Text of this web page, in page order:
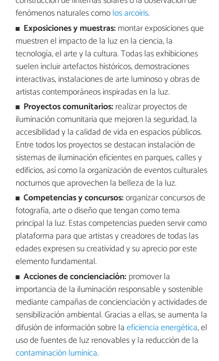
fenómenos naturales comolos arcoíris.
Exposiciones y muestras: montar exposiciones que
muestren el impacto de la luz en la ciencia, la
tecnología, el arte y la cultura. Todas las exhibiciones
suelen incluir artefactos históricos, demostraciones
interactivas, instalaciones de arte luminoso y obras de
artistas contemporáneos inspiradas en la luz.
Proyectos comunitarios: realizar proyectos de
iluminación comunitaria que mejoren la seguridad, la
accesibilidad y la calidad de vida en espacios públicos.
Entre todos los proyectos se destacan instalación de
sistemas de iluminación eficientes en parques, calles y
edificios, así como la organización de eventos culturales
nocturnos que aprovechen la belleza de la luz.
Competencias y concursos:organizar concursos de
fotografía, arte o diseño que tengan como tema
principal la luz. Estas competencias pueden servir como
plataforma para que artistas y creadores de todas las
edades expresen su creatividad y su aprecio por este
elemento fundamental.
Acciones de concienciación: promover la
importancia de la iluminación responsable y sostenible
mediante campañas de concienciación y actividades de
sensibilización ambiental. Gracias a ellas, se aumenta la
difusión de información sobre laeficiencia energética, el
uso de fuentes de luz renovables y la reducción de la
contaminación lumínica.